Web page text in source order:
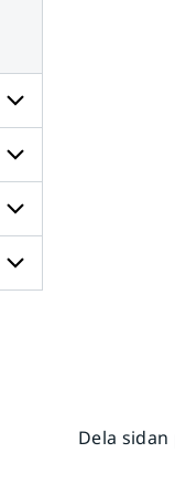
Undersidor
för
Radar
och
Undersidor
för
Väder
till
Undersidor
för
Dela sidan